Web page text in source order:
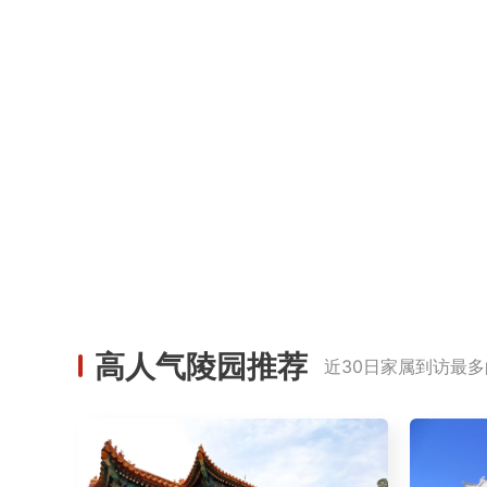
高人气陵园推荐 近30日家属到访最